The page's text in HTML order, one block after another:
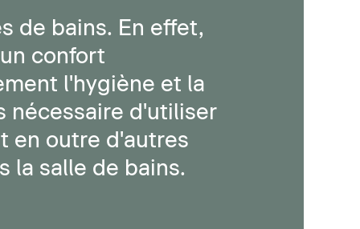
de bains. En effet,
confort
l'hygiène et la
nécessaire d'utiliser
en outre d'autres
la salle de bains.